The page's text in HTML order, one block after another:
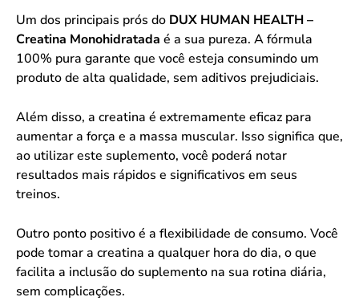
Um dos principais prós do DUX HUMAN HEALTH –
Creatina Monohidratada é a sua pureza. A fórmula
100% pura garante que você esteja consumindo um
produto de alta qualidade, sem aditivos prejudiciais.
Além disso, a creatina é extremamente eficaz para
aumentar a força e a massa muscular. Isso significa que,
ao utilizar este suplemento, você poderá notar
resultados mais rápidos e significativos em seus
treinos.
Outro ponto positivo é a flexibilidade de consumo. Você
pode tomar a creatina a qualquer hora do dia, o que
facilita a inclusão do suplemento na sua rotina diária,
sem complicações.